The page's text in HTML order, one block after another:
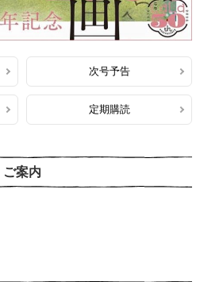
次号予告
定期購読
ご案内